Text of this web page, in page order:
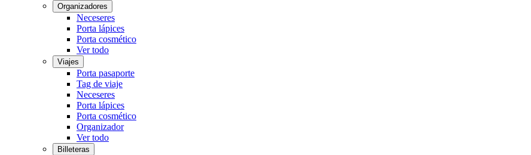
Organizadores
Neceseres
Porta lápices
Porta cosmético
Ver todo
Viajes
Porta pasaporte
Tag de viaje
Neceseres
Porta lápices
Porta cosmético
Organizador
Ver todo
Billeteras